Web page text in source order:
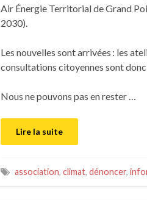
Air Énergie Territorial de Grand
2030).
Les nouvelles sont arrivées : les
consultations citoyennes sont
Nous ne pouvons pas en rester …
Lire la suite
association, climat, dénoncer,